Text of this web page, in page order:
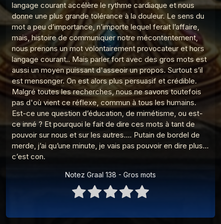
5
Graal 96 - Verlaine a-t-il tué Rimbaud ?
Les réponses du Graal
6
Graal 94 - Amour sans sexe ?
Les réponses du Graal
7
Graal 93 - Sodome et Gomorrhe ?
Les réponses du Graal
8
Graal 92 - Noé a-t-il existé ?
Les réponses du Graal
9
Graal 91 - Adam, Eve et le sexe
Les réponses du Graal
10
Les réponses du Graal
Les réponses du Graal
langage courant accélère le rythme cardiaque et nous
donne une plus grande tolérance à la douleur. Le sens du
mot a peu d’importance, n’importe lequel ferait l’affaire,
mais, histoire de communiquer notre mécontentement,
nous prenons un mot volontairement provocateur et hors
langage courant.. Mais parler fort avec des gros mots est
aussi un moyen puissant d'asseoir un propos. Surtout s’il
est mensonger. On est alors plus persuasif et crédible.
Malgré toutes les recherches, nous ne savons toutefois
pas d'où vient ce réflexe, commun à tous les humains.
Est-ce une question d’éducation, de mimétisme, ou est-
ce inné ? Et pourquoi le fait de dire ces mots à tant de
pouvoir sur nous et sur les autres…. Putain de bordel de
merde, j’ai qu’une minute, je vais pas pouvoir en dire plus…
c’est con.
Notez Graal 138 - Gros mots